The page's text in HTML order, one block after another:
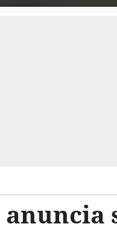
anuncia